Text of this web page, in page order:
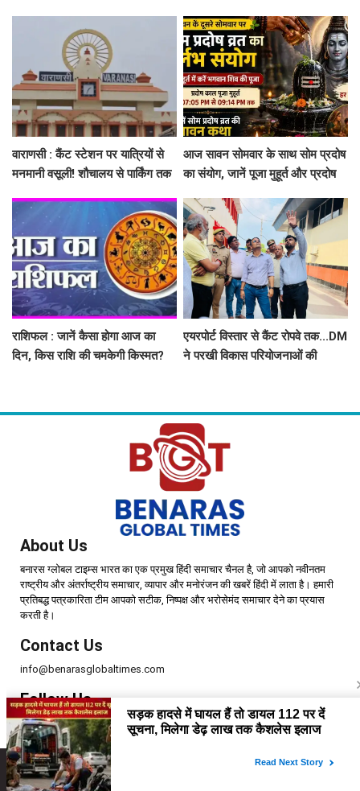
वाराणसी : कैंट स्टेशन पर यात्रियों से
मनमानी वसूली! शौचालय से पार्किंग तक
जुर्माना
आज सावन सोमवार के साथ सोम प्रदोष
का संयोग, जानें पूजा मुहूर्त और प्रदोष
राशिफल : जानें कैसा होगा आज का
दिन, किस राशि की चमकेगी किस्मत?
एयरपोर्ट विस्तार से कैंट रोपवे तक...DM
ने परखी विकास परियोजनाओं की
About Us
बनारस ग्लोबल टाइम्स भारत का एक प्रमुख हिंदी समाचार चैनल है, जो आपको नवीनतम
राष्ट्रीय और अंतर्राष्ट्रीय समाचार, व्यापार और मनोरंजन की खबरें हिंदी में लाता है। हमारी
प्रतिबद्ध पत्रकारिता टीम आपको सटीक, निष्पक्ष और भरोसेमंद समाचार देने का प्रयास
करती है।
Contact Us
info@benarasglobaltimes.com
Follow Us
Copyright © 2025 | Benaras Global Times | All Rights Reserved.
Home
About Us